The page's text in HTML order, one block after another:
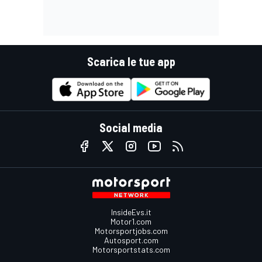
Scarica le tue app
Social media
InsideEvs.it
Motor1.com
Motorsportjobs.com
Autosport.com
Motorsportstats.com